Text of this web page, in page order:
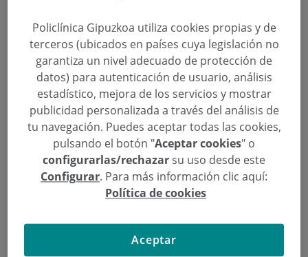
Nuevo tratamiento mínimamente
invasivo para las arritmias
Categoría:Unidad de Corazón
10 de Abril de 2017
arritmias,Corazón,José Manuel Porres Aracama,Mínimamente invasivo
Nuevo tratamiento
La ablación para la fibrilación auricular, que
80% de los pacientes. Se lleva a cabo con
Policlínica Gipuzkoa utiliza cookies propias y de
terceros (ubicados en países cuya legislación no
garantiza un nivel adecuado de protección de
datos) para autenticación de usuario, análisis
estadístico, mejora de los servicios y mostrar
publicidad personalizada a través del análisis de
tu navegación. Puedes aceptar todas las cookies,
pulsando el botón "Aceptar cookies" o
configurarlas/rechazarsu uso desde este
Configurar. Para más información clic aquí:
Política de cookies
Aceptar